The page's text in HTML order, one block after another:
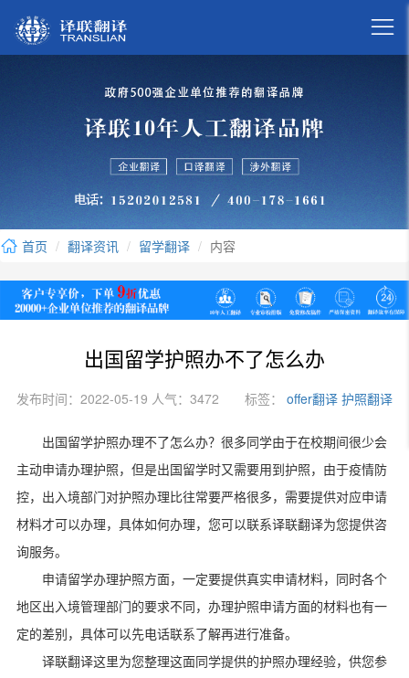

首页 翻译资讯 留学翻译 内容
出国留学护照办不了怎么办
发布时间：2022-05-19 人气：3472 标签： offer翻译 护照翻译
出国留学护照办理不了怎么办？很多同学由于在校期间很少会
主动申请办理护照，但是出国留学时又需要用到护照，由于疫情防
控，出入境部门对护照办理比往常要严格很多，需要提供对应申请
材料才可以办理，具体如何办理，您可以联系译联翻译为您提供咨
询服务。
申请留学办理护照方面，一定要提供真实申请材料，同时各个
地区出入境管理部门的要求不同，办理护照申请方面的材料也有一
定的差别，具体可以先电话联系了解再进行准备。
译联翻译这里为您整理这面同学提供的护照办理经验，供您参